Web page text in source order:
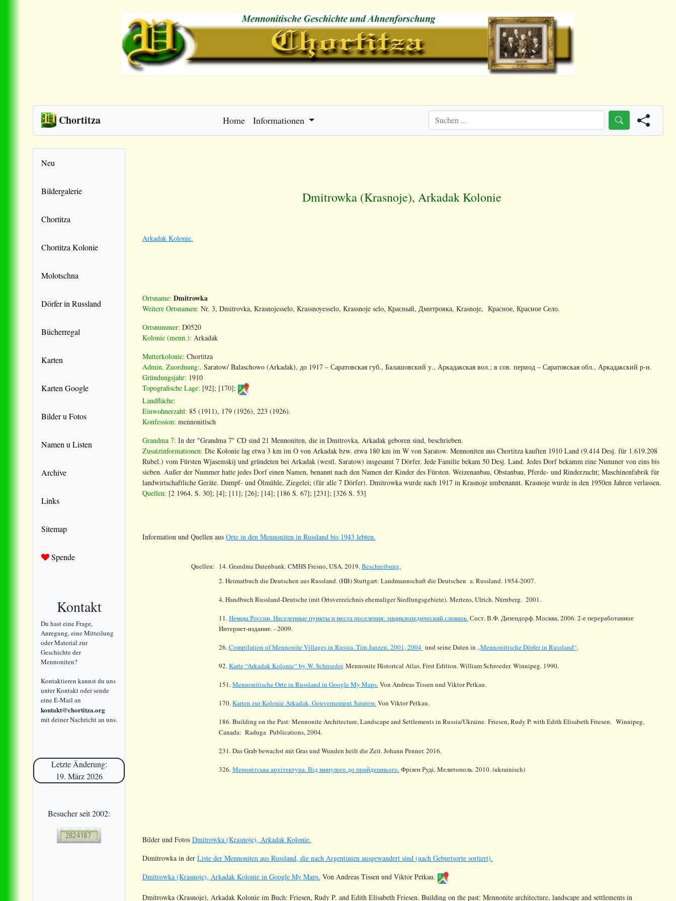
Chortitza Home Informationen
Neu
Bildergalerie
Chortitza
Chortitza Kolonie
Molotschna
Dörfer in Russland
Bücherregal
Karten
Karten Google
Bilder u Fotos
Namen u Listen
Archive
Links
Sitemap
Spende
Kontakt
Du hast eine Frage,
Anregung, eine Mitteilung
oder Material zur
Geschichte der
Mennoniten?
Kontaktieren kannst du uns
unter Kontakt oder sende
eine E-Mail an
kontakt@chortitza.org
mit deiner Nachricht an uns.
Letzte Änderung:
19. März 2026
Besucher seit 2002:
Dmitrowka (Krasnoje), Arkadak Kolonie
Arkadak Kolonie.
Ortsname: Dmitrowka
Weitere Ortsnamen: Nr. 3, Dmitrovka, Krasnojesselo, Krassnoyesselo, Krassnoje selo, Красный, Дмитровка, Krasnoje, Красное, Красное Село.
Ortsnummer: D0520
Kolonie (menn.): Arkadak
Mutterkolonie: Chortitza
Admin. Zuordnung:. Saratow/ Balaschowo (Arkadak), до 1917 – Саратовская губ., Балашовский у., Аркадакская вол.; в сов. период – Саратовская обл., Аркадакский р-н.
Gründungsjahr: 1910
Topografische Lage: [92]; [170];
Landfläche:
Einwohnerzahl: 85 (1911), 179 (1926), 223 (1926).
Konfession: mennonitisch
Grandma 7: In der "Grandma 7" CD sind 21 Mennoniten, die in Dmitrovka, Arkadak geboren sind, beschrieben.
Zusatzinformationen: Die Kolonie lag etwa 3 km im O von Arkadak bzw. etwa 180 km im W von Saratow. Mennoniten aus Chortitza kauften 1910 Land (9.414 Desj. für 1.619.208
Rubel.) vom Fürsten Wjasemskij und gründeten bei Arkadak (westl. Saratow) insgesamt 7 Dörfer. Jede Familie bekam 50 Desj. Land. Jedes Dorf bekamm eine Nummer von eins bis
sieben. Außer der Nummer hatte jedes Dorf einen Namen, benannt nach den Namen der Kinder des Fürsten. Weizenanbau, Obstanbau, Pferde- und Rinderzucht; Maschinenfabrik für
landwirtschaftliche Geräte. Dampf- und Ölmühle, Ziegelei; (für alle 7 Dörfer). Dmitrowka wurde nach 1917 in Krasnoje umbenannt. Krasnoje wurde in den 1950en Jahren verlassen.
Quellen: [2 1964, S. 30]; [4]; [11]; [26]; [14]; [186 S. 67]; [231]; [326 S. 53]
Information und Quellen aus Orte in den Mennoniten in Russland bis 1943 lebten.
Quellen: 14.Grandma Datenbank. CMHS Fresno, USA. 2019.Beschreibung.
2. Heimatbuch die Deutschen aus Russland. (HB) Stuttgart: Landmannschaft die Deutschen a. Russland. 1954-2007.
4. Handbuch Russland-Deutsche (mit Ortsverzeichnis ehemaliger Siedlungsgebiete). Mertens, Ulrich. Nürnberg. 2001.
11.Немцы России. Населенные пункты и места поселения: энциклопедический словарь.Сост. В.Ф. Дизендорф. Москва, 2006. 2-е переработанное
Интернет-издание. - 2009.
26.Compilation of Mennonite Villages in Russia.Tim Janzen. 2001, 2004 und seine Daten in „Mennonitische Dörfer in Russland“.
92.Karte “Arkadak Kolonie“ by W. Schroeder. Mennonite Historical Atlas. First Edition. William Schroeder. Winnipeg. 1990.
151.Mennonitische Orte in Russland in Google My Maps.Von Andreas Tissen und Viktor Petkau.
170.Karten zur Kolonie Arkadak, Gouvernement Saratow.Von Viktor Petkau.
186. Building on the Past: Mennonite Architecture, Landscape and Settlements in Russia/Ukraine. Friesen, Rudy P. with Edith Elisabeth Friesen. Winnipeg,
Canada: Raduga Publications, 2004.
231. Das Grab bewachst mit Gras und Wunden heilt die Zeit. Johann Penner. 2016.
326.Менонiтська архiтектура. Вiд минулого до прийдешнього.Фрiзен Рудi. Мелитополь. 2010. (ukrainisch)
Bilder und Fotos Dmitrowka (Krasnoje), Arkadak Kolonie.
Dimitrowka in der Liste der Mennoniten aus Russland, die nach Argentinien ausgewandert sind (nach Geburtsorte sortiert).
Dmitrowka (Krasnoje), Arkadak Kolonie in Google My Maps. Von Andreas Tissen und Viktor Petkau.
Dmitrowka (Krasnoje), Arkadak Kolonie im Buch: Friesen, Rudy P. and Edith Elisabeth Friesen. Building on the past: Mennonite architecture, landscape and settlements in